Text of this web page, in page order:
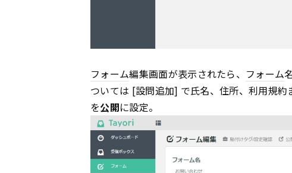
フォーム編集画面が表示されたら、 フォーム
ついては [設問追加] で氏名、住所、利用規
を公開に設定。